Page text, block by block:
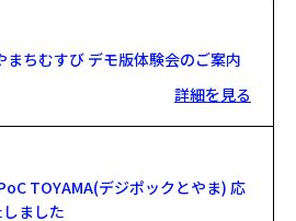
ちむすび デモ版体験会のご案内
詳細を見る
TOYAMA(デジポックとやま) 応
ました